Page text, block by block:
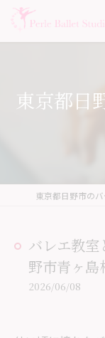
東京都日
東京
バレエ教室
野市青ヶ島
2026/06/08